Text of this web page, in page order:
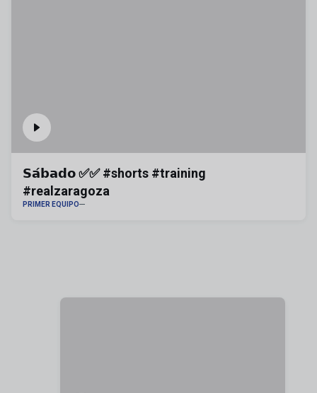
𝗦𝗮́𝗯𝗮𝗱𝗼 ✅✅ #shorts #training
#realzaragoza
PRIMER EQUIPO